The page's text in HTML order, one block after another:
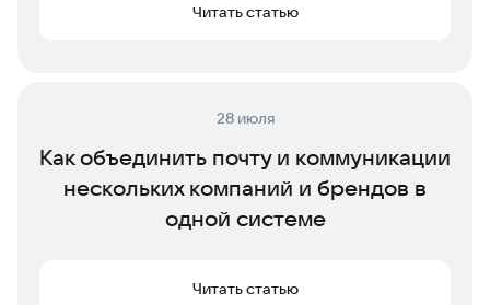
Читать статью
28 июля
Как объединить почту и коммуникации
нескольких компаний и брендов в
одной системе
Читать статью